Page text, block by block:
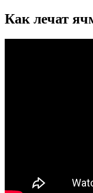
Как лечат